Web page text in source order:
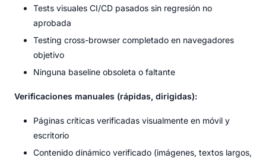
Tests visuales CI/CD pasados sin regresión no
aprobada
Testing cross-browser completado en navegadores
objetivo
Ninguna baseline obsoleta o faltante
Verificaciones manuales (rápidas, dirigidas):
Páginas críticas verificadas visualmente en móvil y
escritorio
Contenido dinámico verificado (imágenes, textos largos,